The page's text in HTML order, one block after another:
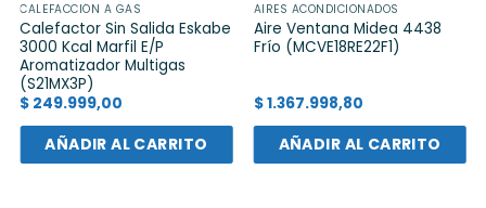
CALEFACCIÓN A GAS
Calefactor Sin Salida Eskabe
3000 Kcal Marfil E/P
Aromatizador Multigas
(S21MX3P)
$ 249.999,00
AÑADIR AL CARRITO
AIRES ACONDICIONADOS
Aire Ventana Midea 4438
Frío (MCVE18RE22F1)
$1.367.998,80
AÑADIR AL CARRITO